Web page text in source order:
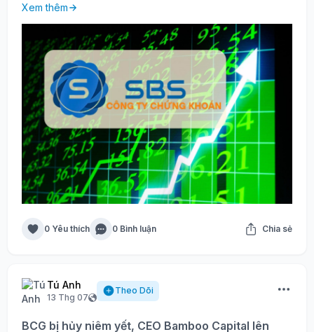
Xem thêm
0 Yêu thích 0 Bình luận Chia sẻ
Tú Anh
13 Thg 07
Theo Dõi
BCG bị hủy niêm yết, CEO Bamboo Capital lên